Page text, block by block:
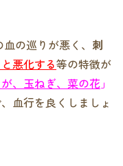
の巡りが悪く、 刺
悪化する等の特徴が
、玉ねぎ、菜の花 」
血行を良くしましょ